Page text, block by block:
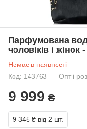
Парфумована
чоловіків і жінок
Немає в наявності
Код: 143763
Опт і
9 999 ₴
9 345 ₴ від 2 шт.